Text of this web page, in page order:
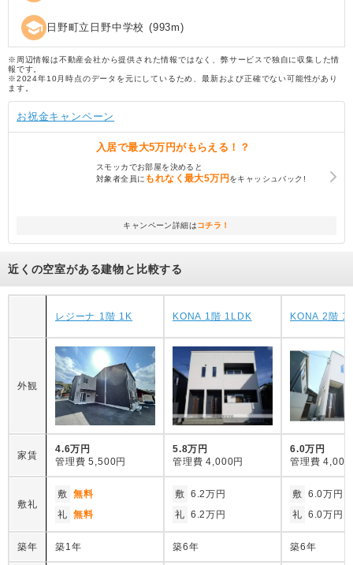
school 日野町立日野中学校 (993m)
※周辺情報は不動産会社から提供された情報ではなく、弊サービスで独自に収集した情
報です。
※2024年10月時点のデータを元にしているため、最新および正確でない可能性があり
ます。
お祝金キャンペーン
入居で最大5万円がもらえる！？
スモッカでお部屋を決めると
対象者全員に もれなく最大5万円をキャッシュバック!
キャンペーン詳細はコチラ！
近くの空室がある建物と比較する
レジーナ 1階 1K KONA 1階 1LDK KONA 2階
外観
家賃
4.6万円
管理費 5,500円
5.8万円
管理費 4,000円
6.0万円
管理費 4,000
敷礼
敷 無料
礼 無料
敷 6.2万円
礼 6.2万円
敷 6.0万円
礼 6.0万円
築年 築1年 築6年 築6年